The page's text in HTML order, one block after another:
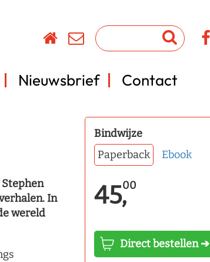
Nieuwsbrief Contact
Stephen
In
wereld
Bindwijze
Paperback
Ebook
45,00
Direct bestellen ➔